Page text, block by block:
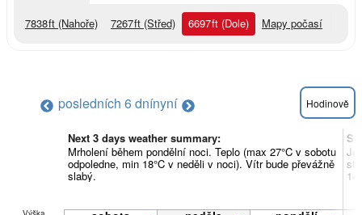
7838ft (Nahoře) 7267ft (Střed) 6697ft (Dole) Mapy počasí
posledních 6 dnínyní Hodinově
Next 3 days weather summary:
Mrholení během pondělní noci. Teplo (max 27°C v sobotu
odpoledne, min 18°C v neděli v noci). Vítr bude převážně
slabý.